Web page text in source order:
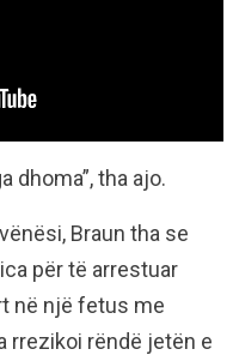
dhoma”, tha ajo.
Braun tha se
për të arrestuar
në një fetus me
rrezikoi rëndë jetën e